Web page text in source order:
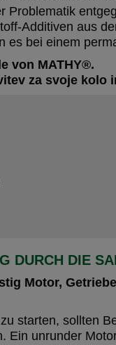
Problematik
Additiven aus
es bei einem
von MATHY®.
za svoje kolo
DURCH DIE
Motor,
starten, sollten
Ein unrunder